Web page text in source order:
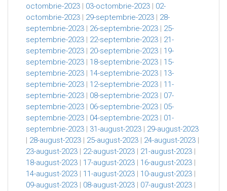
octombrie-2023 | 03-octombrie-2023 | 02-
octombrie-2023 | 29-septembrie-2023 | 28-
septembrie-2023 | 26-septembrie-2023 | 25-
septembrie-2023 | 22-septembrie-2023 | 21-
septembrie-2023 | 20-septembrie-2023 | 19-
septembrie-2023 | 18-septembrie-2023 | 15-
septembrie-2023 | 14-septembrie-2023 | 13-
septembrie-2023 | 12-septembrie-2023 | 11-
septembrie-2023 | 08-septembrie-2023 | 07-
septembrie-2023 | 06-septembrie-2023 | 05-
septembrie-2023 | 04-septembrie-2023 | 01-
septembrie-2023 | 31-august-2023 | 29-august-2023
| 28-august-2023 | 25-august-2023 | 24-august-2023 |
23-august-2023 | 22-august-2023 | 21-august-2023 |
18-august-2023 | 17-august-2023 | 16-august-2023 |
14-august-2023 | 11-august-2023 | 10-august-2023 |
09-august-2023 | 08-august-2023 | 07-august-2023 |